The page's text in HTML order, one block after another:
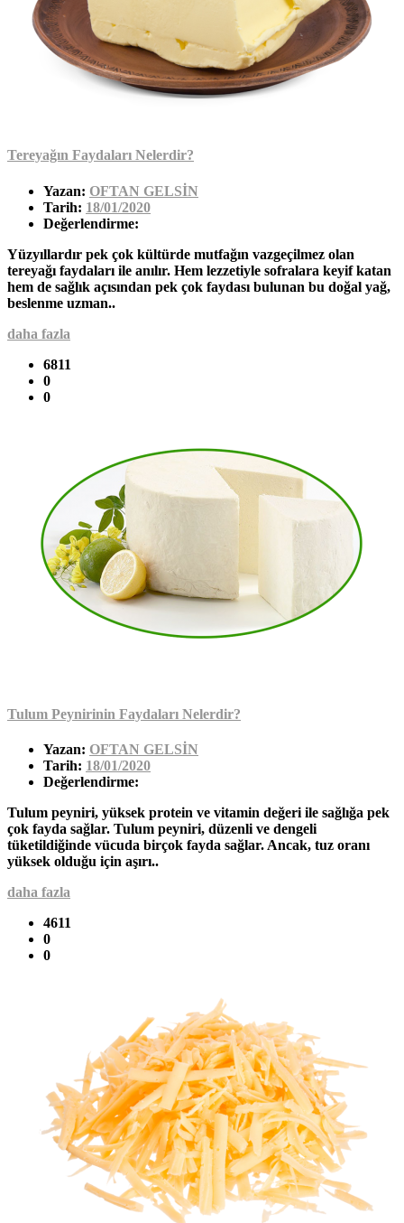
Tereyağın Faydaları Nelerdir?
Yazan: OFTAN GELSİN
Tarih: 18/01/2020
Değerlendirme:
Yüzyıllardır pek çok kültürde mutfağın vazgeçilmez olan
tereyağı faydaları ile anılır. Hem lezzetiyle sofralara keyif katan
hem de sağlık açısından pek çok faydası bulunan bu doğal yağ,
beslenme uzman..
daha fazla
6811
0
0
Tulum Peynirinin Faydaları Nelerdir?
Yazan: OFTAN GELSİN
Tarih: 18/01/2020
Değerlendirme:
Tulum peyniri, yüksek protein ve vitamin değeri ile sağlığa pek
çok fayda sağlar. Tulum peyniri, düzenli ve dengeli
tüketildiğinde vücuda birçok fayda sağlar. Ancak, tuz oranı
yüksek olduğu için aşırı..
daha fazla
4611
0
0